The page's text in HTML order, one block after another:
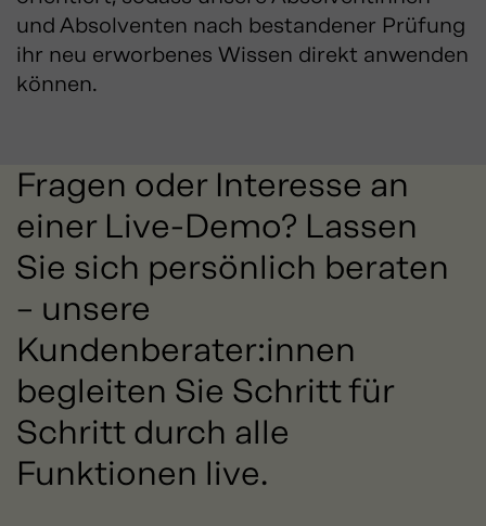
und Absolventen nach bestandener Prüfung
ihr neu erworbenes Wissen direkt anwenden
können.
Fragen oder Interesse an
einer Live-Demo? Lassen
Sie sich persönlich beraten
– unsere
Kundenberater:innen
begleiten Sie Schritt für
Schritt durch alle
Funktionen live.